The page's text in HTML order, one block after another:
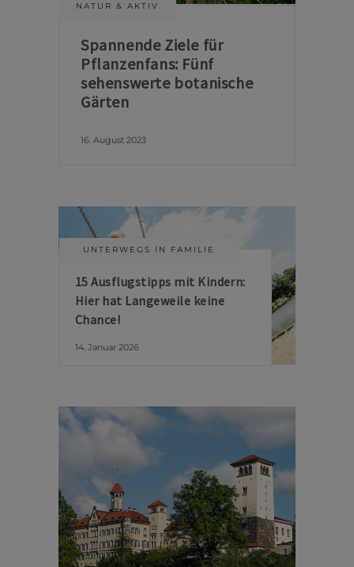
NATUR & AKTIV
Spannende Ziele für
Pflanzenfans: Fünf
sehenswerte botanische
Gärten
16. August 2023
UNTERWEGS IN FAMILIE
15 Ausflugstipps mit Kindern:
Hier hat Langeweile keine
Chance!
14. Januar 2026